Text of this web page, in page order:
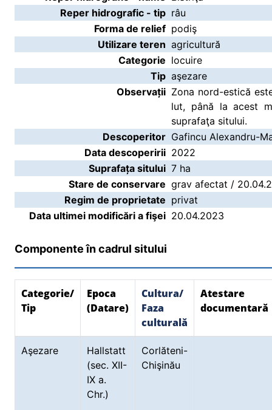
Reper hidrografic - tip râu
Forma de relief podiş
Utilizare teren agricultură
Categorie locuire
Tip aşezare
Observații Zona nord-estică
lut, până la acest
suprafaţa sitului.
Descoperitor Gafincu Alexandru-
Data descoperirii 2022
Suprafața sitului 7 ha
Stare de conservare grav afectat /
Regim de proprietate privat
Data ultimei modificări a fişei 20.04.2023
Componente în cadrul sitului
Categorie/
Tip
Epoca
(Datare)
Cultura/
Faza
culturală
Atestare
documentară
Aşezare
Hallstatt
(sec. XII-
IX a.
Chr.)
Corlăteni-
Chişinău